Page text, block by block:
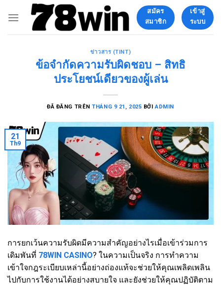
đến
สมัคร
สมาชิก
เข้าสู่
ระบบ
ข่าวสาร (TINT)
ข้อจำกัดความรับผิดชอบ – สิทธิ
ประโยชน์เดียวของผู้เล่น
ĐÃ ĐĂNG TRÊNTHÁNG 9 21, 2025 BỞIADMIN
21
Th9
การยกเว้นความรับผิดมีความสำคัญอย่างไรเมื่อเข้าร่วมการ
เดิมพันที่ 78WIN CASINO? ในความเป็นจริง การทำความ
เข้าใจกฎระเบียบเหล่านี้อย่างถ่องแท้จะช่วยให้คุณเพลิดเพลิน
ไปกับการใช้งานได้อย่างสบายใจ และยังช่วยให้คุณปฏิบัติตาม